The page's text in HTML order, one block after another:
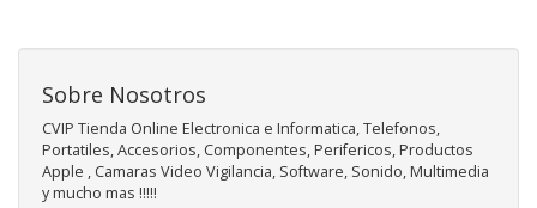
Sobre Nosotros
CVIP Tienda Online Electronica e Informatica, Telefonos,
Portatiles, Accesorios, Componentes, Perifericos, Productos
Apple , Camaras Video Vigilancia, Software, Sonido, Multimedia
y mucho mas !!!!!